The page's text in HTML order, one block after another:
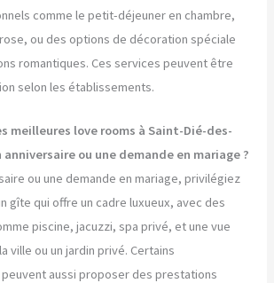
comme le petit-déjeuner en chambre,
ou des options de décoration spéciale
romantiques. Ces services peuvent être
selon les établissements.
meilleures love rooms à Saint-Dié-des-
anniversaire ou une demande en mariage ?
ou une demande en mariage, privilégiez
gîte qui offre un cadre luxueux, avec des
piscine, jacuzzi, spa privé, et une vue
ville ou un jardin privé. Certains
aussi proposer des prestations